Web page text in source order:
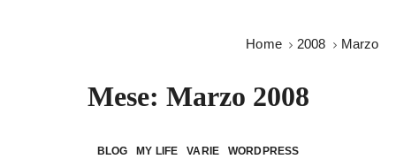
Home 2008 Marzo
Mese: Marzo 2008
BLOG MY LIFE VARIE WORDPRESS